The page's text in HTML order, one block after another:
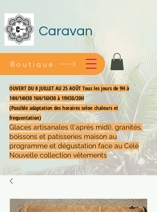
Caravan
OUVERT DU 8 JUILLET AU 25 AOÛT Tous les jours de 9H à
14H/14H30 16H/16H30 à 19H30/20H
(Possible adaptation des horaires selon chaleurs et
frequentation)
Glaces artisanales (l'après midi), granités,
boissons et patisseries maison au
programme et dégustation face au Célé
Nouvelle collection vêtements
Boutique